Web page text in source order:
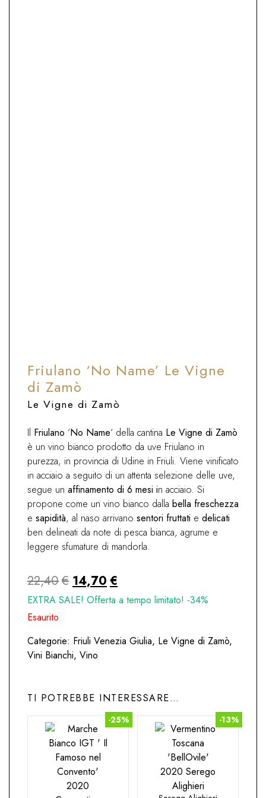
Friulano ‘No Name’ Le Vigne
di Zamò
Le Vigne di Zamò
Il Friulano ‘No Name‘ della cantina Le Vigne di Zamò
è un vino bianco prodotto da uve Friulano in
purezza, in provincia di Udine in Friuli. Viene vinificato
in acciaio a seguito di un attenta selezione delle uve,
segue un affinamento di 6 mesi in acciaio. Si
propone come un vino bianco dalla bella freschezza
e sapidità, al naso arrivano sentori fruttati e delicati
ben delineati da note di pesca bianca, agrume e
leggere sfumature di mandorla.
22,40€ Il
prezzo
era:
22,40€.
14,70 €
prezzo
è:
EXTRA SALE! Offerta a tempo limitato! -34%
Esaurito
Categorie: Friuli Venezia Giulia, Le Vigne di Zamò,
Vini Bianchi, Vino
TI POTREBBE INTERESSARE…
-25% -13%